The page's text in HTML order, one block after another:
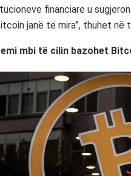
financiare u
janë të mira”, thuhet në
mbi të cilin bazohet